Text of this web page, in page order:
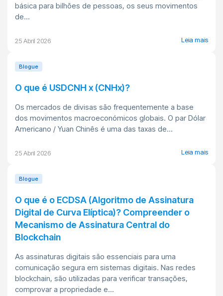
básica para bilhões de pessoas, os seus movimentos
de...
25 Abril 2026 Leia mais
Blogue
O que é USDCNH x (CNHx)?
Os mercados de divisas são frequentemente a base
dos movimentos macroeconómicos globais. O par Dólar
Americano / Yuan Chinês é uma das taxas de...
25 Abril 2026 Leia mais
Blogue
O que é o ECDSA (Algoritmo de Assinatura
Digital de Curva Elíptica)? Compreender o
Mecanismo de Assinatura Central do
Blockchain
As assinaturas digitais são essenciais para uma
comunicação segura em sistemas digitais. Nas redes
blockchain, são utilizadas para verificar transações,
comprovar a propriedade e...